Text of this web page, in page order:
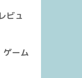
ビュ
ーム